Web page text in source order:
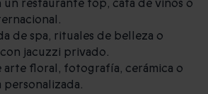
un restaurante top, cata de vinos o
de spa, rituales de belleza o
jacuzzi privado.
arte floral, fotografía, cerámica o